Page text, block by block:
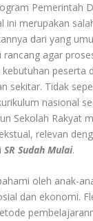
Pemerintah
ini merupakan
dari yang
rancang agar
peserta
sekitar. Tidak
nasional
Sekolah Rakyat
relevan
SR Sudah Mulai.
oleh anak-
dan ekonomi.